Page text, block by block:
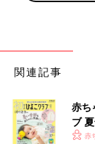
関連記事
赤ち
ブ
く！
赤